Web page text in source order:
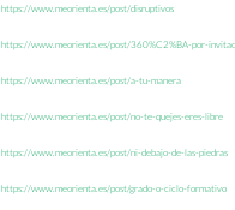
https://www.meorienta.es/post/disruptivos
https://www.meorienta.es/post/360%C2%BA-por-
https://www.meorienta.es/post/a-tu-manera
https://www.meorienta.es/post/no-te-quejes-eres-libre
https://www.meorienta.es/post/ni-debajo-de-las-piedras
https://www.meorienta.es/post/grado-o-ciclo-formativo